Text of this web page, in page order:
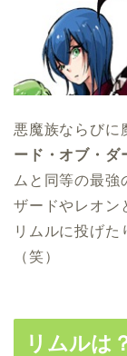
悪魔族ならびに
ード・オブ・ダ
ムと同等の最強
ザードやレオン
リムルに投げた
（笑）
リムルは